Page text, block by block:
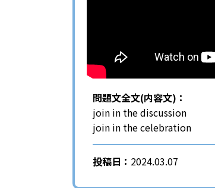
問題文全文(内容文)：
join in the discussion
join in the celebration
投稿日： 2024.03.07